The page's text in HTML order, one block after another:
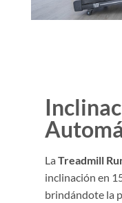
La Treadmill
inclinación en
brindándote la